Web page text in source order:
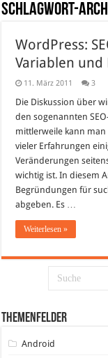
Schlagwort-
WordPress:
Variablen und
11. März 2011 3
Die Diskussion über
den sogenannten
mittlerweile kann
vieler Erfahrungen
Veränderungen
wichtig ist. In diesem
Begründungen für
abgeben. Es …
Weiterlesen »
Themenfelder
Android